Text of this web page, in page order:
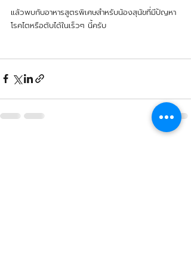
แล้วพบกับอาหารสูตรพิเศษสำหรับน้องสุนัขที่มีปัญหา
โรคไตหรือตับได้ในเร็วๆ นี้ครับ